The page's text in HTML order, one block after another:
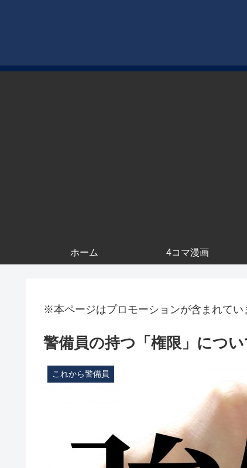
ホーム 4コマ漫画
※本ページはプロモーションが含まれてい
警備員の持つ「権限」につ
これから警備員